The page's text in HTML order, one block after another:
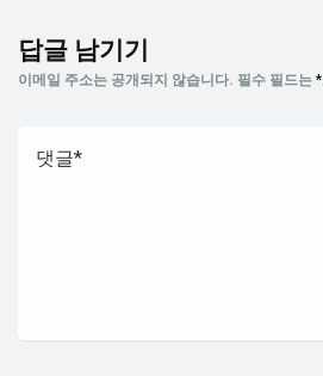
답글 남기기
이메일 주소는 공개되지 않습니다. 필수 필드는 *